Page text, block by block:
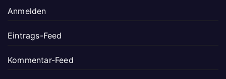
Anmelden
Eintrags-Feed
Kommentar-Feed